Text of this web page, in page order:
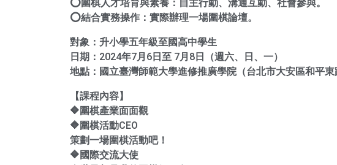
⭕️圍棋人才培育與素養：自主行動、溝通互動、社會參與。
⭕️結合實務操作：實際辦理一場圍棋論壇。
對象：升小學五年級至國高中學生
日期：2024年7月6日至 7月8日（週六、日、一）
地點：國立臺灣師範大學進修推廣學院（台北市大安區和平東
【課程內容】
🔶圍棋產業面面觀
🔶圍棋活動CEO
策劃一場圍棋活動吧！
🔶國際交流大使